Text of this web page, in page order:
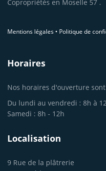
Copropriétés en Moselle 57 .
Mentions légales • Politique de
Horaires
Nos horaires d'ouverture
Du lundi au vendredi : 8h à
Samedi : 8h - 12h
Localisation
9 Rue de la plâtrerie